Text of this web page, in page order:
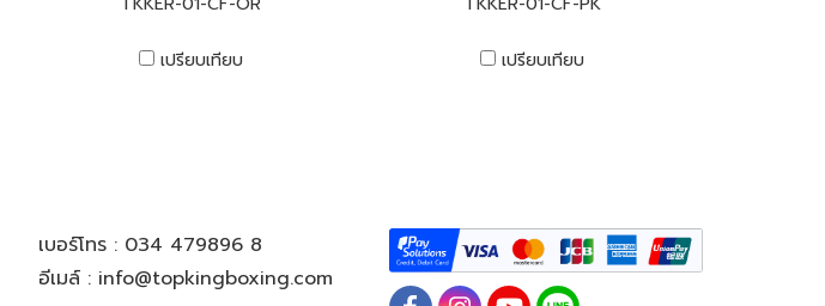
เปรียบเทียบ เปรียบเทียบ
เบอร์โทร : 034 479896 8
อีเมล์ : info@topkingboxing.com